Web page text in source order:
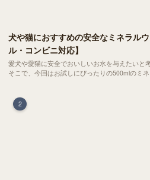
犬や猫におすすめの安全なミネラル
ル・コンビニ対応】
愛犬や愛猫に安全でおいしいお水を与えたいと
そこで、今回はお試しにぴったりの500mlのミ
2